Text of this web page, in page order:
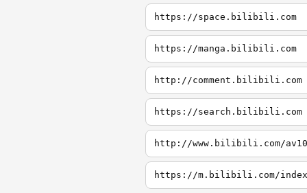
https://space.bilibili.com
https://manga.bilibili.com
http://comment.bilibili.com
https://search.bilibili.com
http://www.bilibili.com/
https://m.bilibili.com/